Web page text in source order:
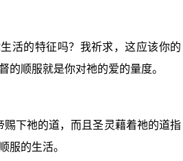
活的特征吗？我祈求，这应该你的
的顺服就是你对祂的爱的量度。
赐下祂的道，而且圣灵藉着祂的道指
服的生活。